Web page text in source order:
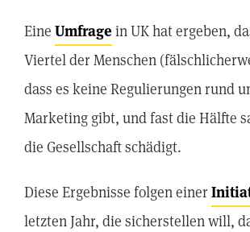
Eine Umfrage in UK hat ergeben,
Viertel der Menschen
dass es keine Regulierungen rund
Marketing gibt, und fast die Hälfte
die Gesellschaft schädigt.
Diese Ergebnisse folgen einer
letzten Jahr, die sicherstellen will,